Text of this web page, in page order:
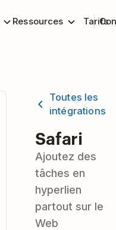
Ressources Tarifs
Toutes les
intégrations
Safari
Ajoutez des
tâches en
hyperlien
partout sur le
Web